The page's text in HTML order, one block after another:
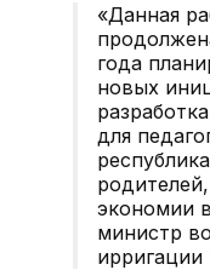
«Данная
года
новых
для
экономии
министр